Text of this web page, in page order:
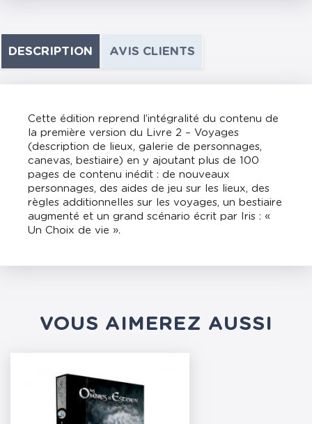
DESCRIPTION AVIS CLIENTS
Cette édition reprend l’intégralité du contenu de
la première version du Livre 2 – Voyages
(description de lieux, galerie de personnages,
canevas, bestiaire) en y ajoutant plus de 100
pages de contenu inédit : de nouveaux
personnages, des aides de jeu sur les lieux, des
règles additionnelles sur les voyages, un bestiaire
augmenté et un grand scénario écrit par Iris : «
Un Choix de vie ».
VOUS AIMEREZ AUSSI